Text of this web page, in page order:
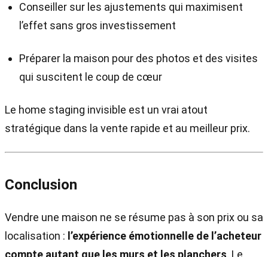
Conseiller sur les ajustements qui maximisent
l’effet sans gros investissement
Préparer la maison pour des photos et des visites
qui suscitent le coup de cœur
Le home staging invisible est un vrai atout
stratégique dans la vente rapide et au meilleur prix.
Conclusion
Vendre une maison ne se résume pas à son prix ou sa
localisation : l’expérience émotionnelle de l’acheteur